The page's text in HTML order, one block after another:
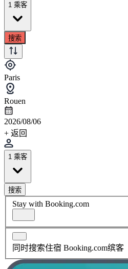
1 乘客
搜索
Paris
Rouen
2026/08/06
+ 返回
1 乘客
搜索
Stay with Booking.com
同时搜索住宿 Booking.com缤客